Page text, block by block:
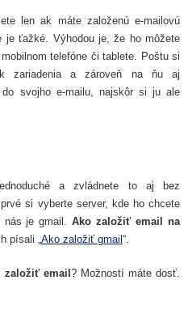
len ak máte založenú e-mailovú
je ťažké. Výhodou je, že ho môžete
telefóne či tablete. Poštu si
zariadenia a zároveň na ňu aj
svojho e-mailu, najskôr si ju ale
a zvládnete to aj bez
si vyberte server, kde ho chcete
nás je gmail.Ako založiť email na
písali „Ako založiť gmail “.
založiť email ? Možností máte dosť.